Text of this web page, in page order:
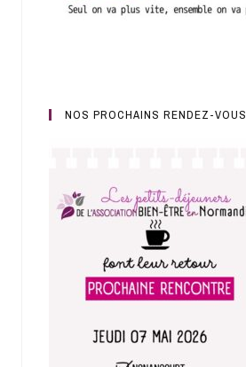
NOS PROCHAINS RENDEZ-VOUS